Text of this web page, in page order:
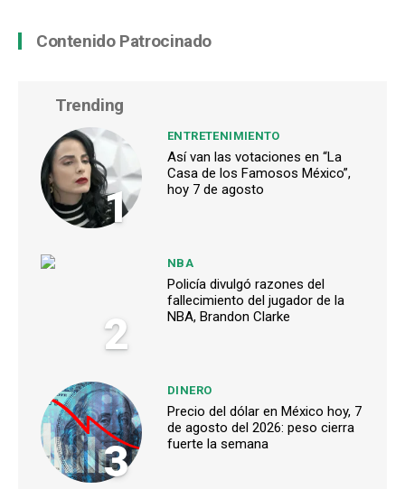
Contenido Patrocinado
Trending
1
ENTRETENIMIENTO
Así van las votaciones en “La
Casa de los Famosos México”,
hoy 7 de agosto
2
NBA
Policía divulgó razones del
fallecimiento del jugador de la
NBA, Brandon Clarke
3
DINERO
Precio del dólar en México hoy, 7
de agosto del 2026: peso cierra
fuerte la semana